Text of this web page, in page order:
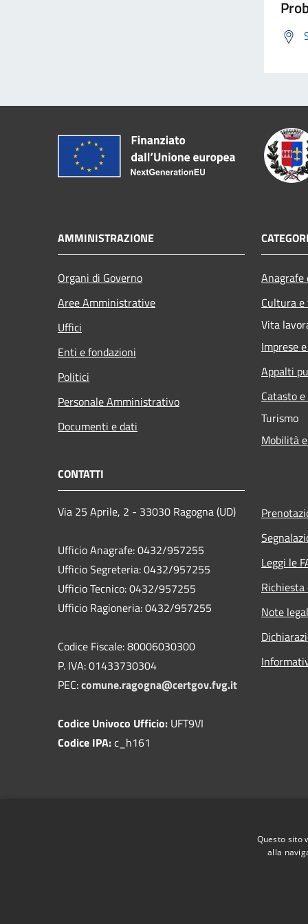
AMMINISTRAZIONE
Organi di Governo
Aree Amministrative
Uffici
Enti e fondazioni
Politici
Personale Amministrativo
Documenti e dati
Cultura
Vita
Imprese
Appalti
Catasto
Turismo
Mobilità
CONTATTI
Via 25 Aprile, 2 - 33030 Ragogna (UD)
Ufficio Anagrafe: 0432/957255
Ufficio Segreteria: 0432/957255
Ufficio Tecnico: 0432/957255
Ufficio Ragioneria: 0432/957255
Codice Fiscale: 80006030300
P. IVA: 01433730304
PEC:comune.ragogna@certgov.fvg.it
Codice Univoco Ufficio: UFT9VI
Codice IPA:c_h161
Leggi le
Note
Questo sito
alla